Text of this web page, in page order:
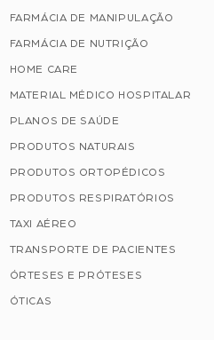
FARMÁCIA DE MANIPULAÇÃO
FARMÁCIA DE NUTRIÇÃO
HOME CARE
MATERIAL MÉDICO HOSPITALAR
PLANOS DE SAÚDE
PRODUTOS NATURAIS
PRODUTOS ORTOPÉDICOS
PRODUTOS RESPIRATÓRIOS
TAXI AÉREO
TRANSPORTE DE PACIENTES
ÓRTESES E PRÓTESES
ÓTICAS